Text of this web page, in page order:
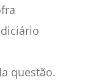
questão.